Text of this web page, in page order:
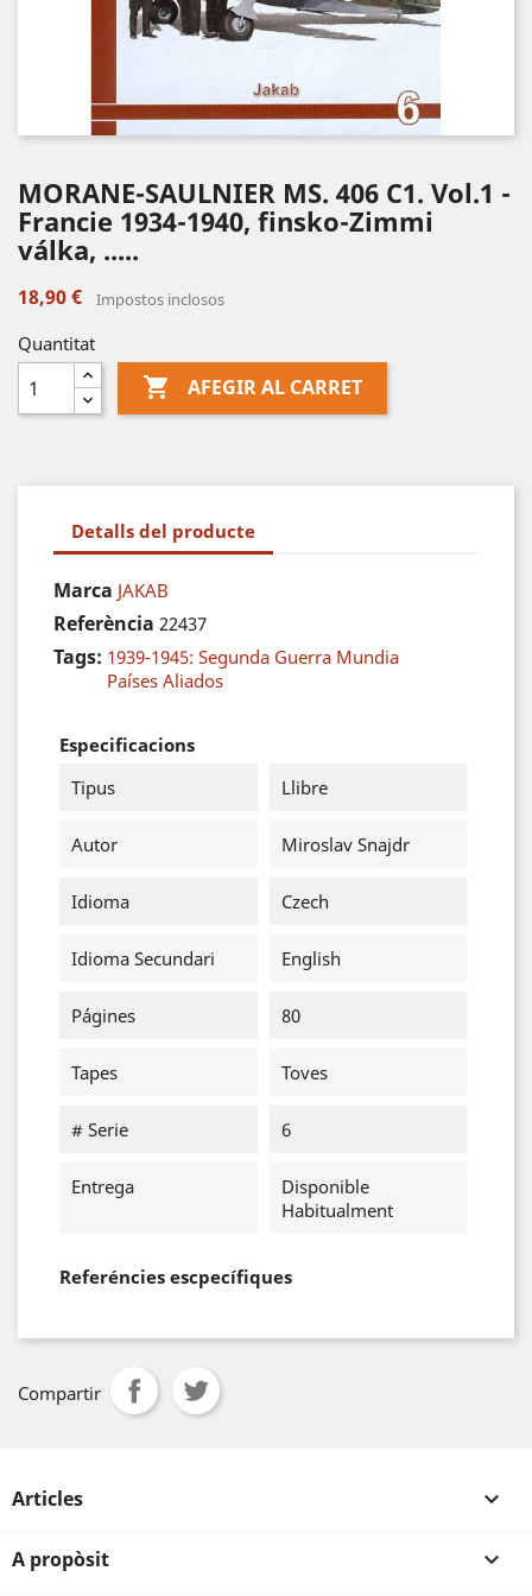
MORANE-SAULNIER MS. 406 C1. Vol.1 -
Francie 1934-1940, finsko-Zimmi
válka, .....
18,90 € Impostos inclosos
Quantitat
 AFEGIR AL CARRET
Detalls del producte
Marca JAKAB
Referència 22437
Tags: 1939-1945: Segunda Guerra Mundia
Países Aliados
Especificacions
Tipus
Llibre
Autor Miroslav Snajdr
Idioma Czech
Idioma Secundari English
Págines 80
Tapes Toves
# Serie 6
Entrega
Disponible
Habitualment
Referéncies escpecífiques
Compartir
Articles 
A propòsit 